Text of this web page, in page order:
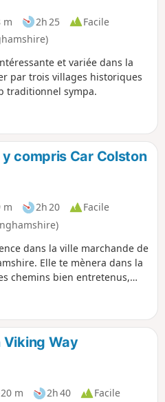
m 2h 25
Facile
et variée dans la
par trois villages historiques
traditionnel sympa.
compris Car Colston
m 2h 20
Facile
dans la ville marchande de
Elle te mènera dans la
chemins bien entretenus,
les chiens, avant de
Viking Way
m 2h 40
Facile